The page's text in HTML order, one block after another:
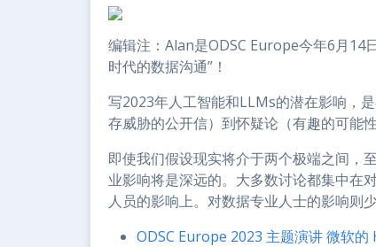
r
编辑注：Alan是ODSC Europe今年6月14
时代的数据沟通”！
写2023年人工智能和LLMs的潜在影响，
存威胁的公开信）到怀疑论（有趣的可能
即使我们假设现实将介于两个极端之间，
业影响将是深远的。大多数讨论都集中在
人员的影响上。对数据专业人士的影响则少
ODSC Europe 2023 主题演讲 微软